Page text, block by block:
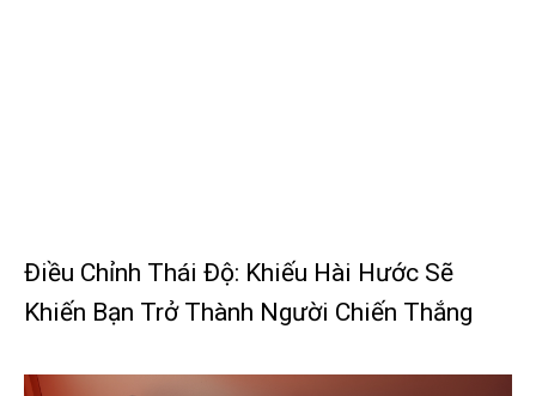
Điều Chỉnh Thái Độ: Khiếu Hài Hước Sẽ
Khiến Bạn Trở Thành Người Chiến Thắng